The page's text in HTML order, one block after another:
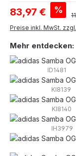
Verkaufspreis:
83,97 € %
Preise inkl. MwSt.
Mehr entdecken:
ID1481
KI8139
KI8140
IH3979